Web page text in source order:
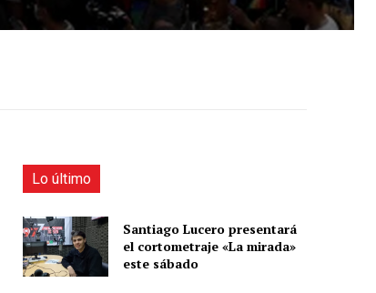
Lo último
Santiago Lucero presentará
el cortometraje «La mirada»
este sábado